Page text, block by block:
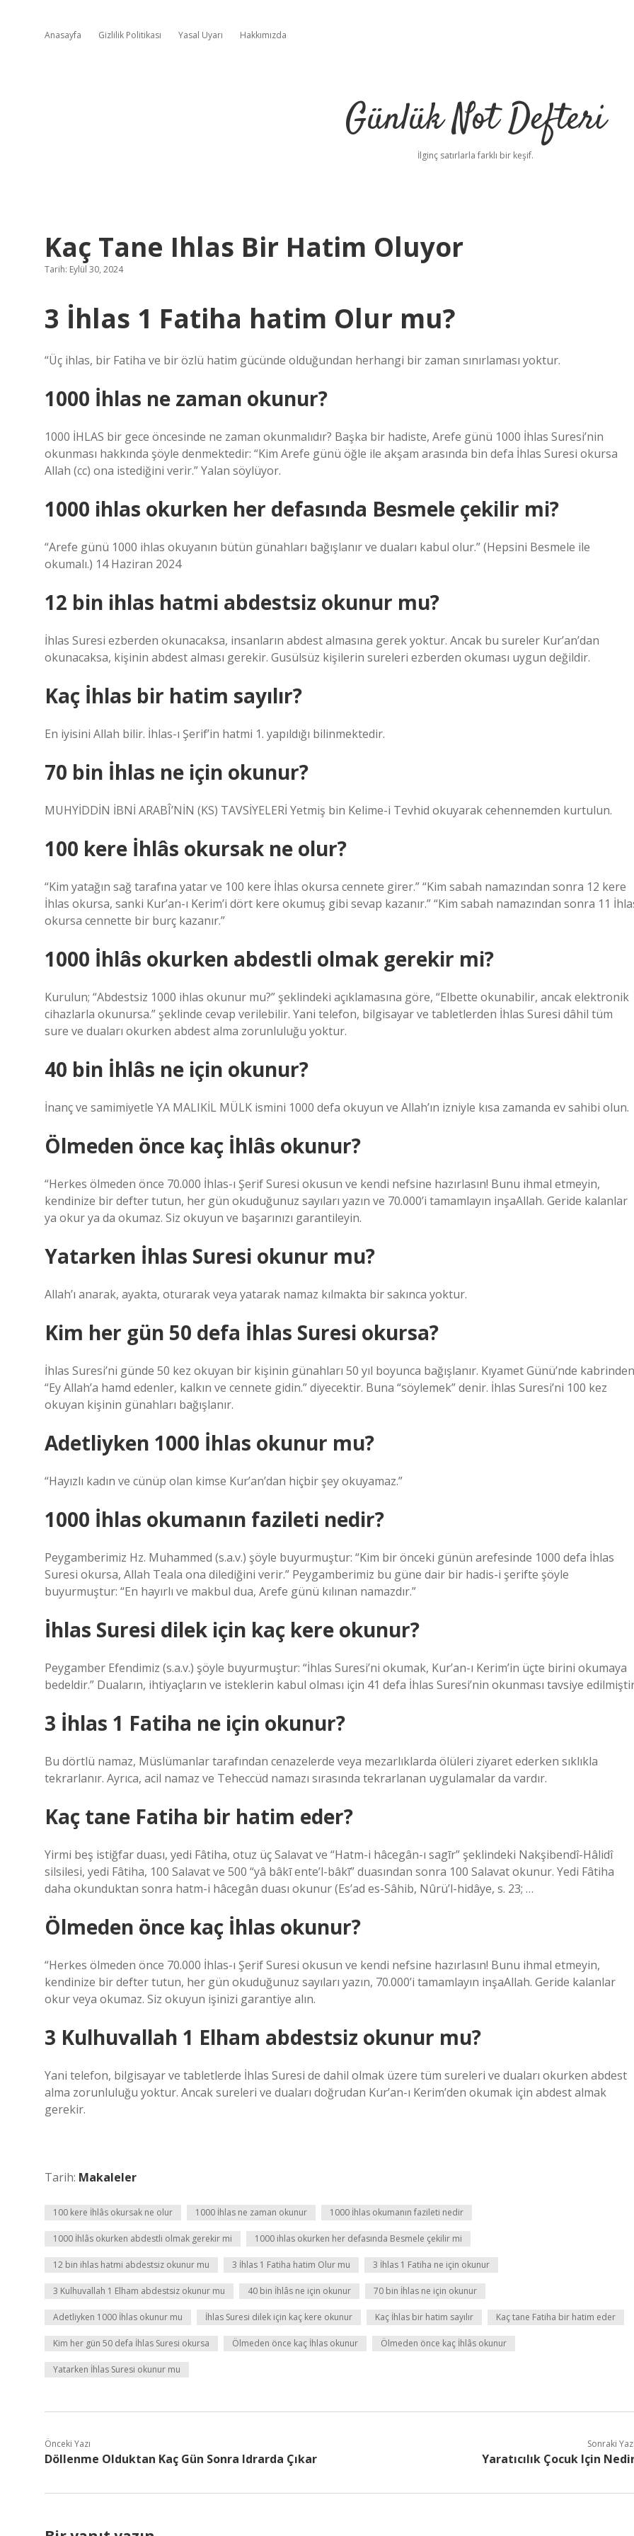
Anasayfa Gizlilik Politikası Yasal Uyarı Hakkımızda
Günlük Not Defteri
İlginç satırlarla farklı bir keşif.
Kaç Tane Ihlas Bir Hatim Oluyor
Tarih: Eylül 30, 2024
3 İhlas 1 Fatiha hatim Olur mu?
“Üç ihlas, bir Fatiha ve bir özlü hatim gücünde olduğundan herhangi bir zaman sınırlaması yoktur.
1000 İhlas ne zaman okunur?
1000 İHLAS bir gece öncesinde ne zaman okunmalıdır? Başka bir hadiste, Arefe günü 1000 İhlas Suresi’nin
okunması hakkında şöyle denmektedir: “Kim Arefe günü öğle ile akşam arasında bin defa İhlas Suresi okursa
Allah (cc) ona istediğini verir.” Yalan söylüyor.
1000 ihlas okurken her defasında Besmele çekilir mi?
“Arefe günü 1000 ihlas okuyanın bütün günahları bağışlanır ve duaları kabul olur.” (Hepsini Besmele ile
okumalı.) 14 Haziran 2024
12 bin ihlas hatmi abdestsiz okunur mu?
İhlas Suresi ezberden okunacaksa, insanların abdest almasına gerek yoktur. Ancak bu sureler Kur’an’dan
okunacaksa, kişinin abdest alması gerekir. Gusülsüz kişilerin sureleri ezberden okuması uygun değildir.
Kaç İhlas bir hatim sayılır?
En iyisini Allah bilir. İhlas-ı Şerif’in hatmi 1. yapıldığı bilinmektedir.
70 bin İhlas ne için okunur?
MUHYİDDİN İBNİ ARABÎ’NİN (KS) TAVSİYELERİ Yetmiş bin Kelime-i Tevhid okuyarak cehennemden kurtulun.
100 kere İhlâs okursak ne olur?
“Kim yatağın sağ tarafına yatar ve 100 kere İhlas okursa cennete girer.” “Kim sabah namazından sonra 12 kere
İhlas okursa, sanki Kur’an-ı Kerim’i dört kere okumuş gibi sevap kazanır.” “Kim sabah namazından sonra 11
okursa cennette bir burç kazanır.”
1000 İhlâs okurken abdestli olmak gerekir mi?
Kurulun; “Abdestsiz 1000 ihlas okunur mu?” şeklindeki açıklamasına göre, “Elbette okunabilir, ancak elektronik
cihazlarla okunursa.” şeklinde cevap verilebilir. Yani telefon, bilgisayar ve tabletlerden İhlas Suresi dâhil tüm
sure ve duaları okurken abdest alma zorunluluğu yoktur.
40 bin İhlâs ne için okunur?
İnanç ve samimiyetle YA MALIKİL MÜLK ismini 1000 defa okuyun ve Allah’ın izniyle kısa zamanda ev sahibi olun.
Ölmeden önce kaç İhlâs okunur?
“Herkes ölmeden önce 70.000 İhlas-ı Şerif Suresi okusun ve kendi nefsine hazırlasın! Bunu ihmal etmeyin,
kendinize bir defter tutun, her gün okuduğunuz sayıları yazın ve 70.000’i tamamlayın inşaAllah. Geride kalanlar
ya okur ya da okumaz. Siz okuyun ve başarınızı garantileyin.
Yatarken İhlas Suresi okunur mu?
Allah’ı anarak, ayakta, oturarak veya yatarak namaz kılmakta bir sakınca yoktur.
Kim her gün 50 defa İhlas Suresi okursa?
İhlas Suresi’ni günde 50 kez okuyan bir kişinin günahları 50 yıl boyunca bağışlanır. Kıyamet Günü’nde
“Ey Allah’a hamd edenler, kalkın ve cennete gidin.” diyecektir. Buna “söylemek” denir. İhlas Suresi’ni 100 kez
okuyan kişinin günahları bağışlanır.
Adetliyken 1000 İhlas okunur mu?
“Hayızlı kadın ve cünüp olan kimse Kur’an’dan hiçbir şey okuyamaz.”
1000 İhlas okumanın fazileti nedir?
Peygamberimiz Hz. Muhammed (s.a.v.) şöyle buyurmuştur: “Kim bir önceki günün arefesinde 1000 defa İhlas
Suresi okursa, Allah Teala ona dilediğini verir.” Peygamberimiz bu güne dair bir hadis-i şerifte şöyle
buyurmuştur: “En hayırlı ve makbul dua, Arefe günü kılınan namazdır.”
İhlas Suresi dilek için kaç kere okunur?
Peygamber Efendimiz (s.a.v.) şöyle buyurmuştur: “İhlas Suresi’ni okumak, Kur’an-ı Kerim’in üçte birini okumaya
bedeldir.” Duaların, ihtiyaçların ve isteklerin kabul olması için 41 defa İhlas Suresi’nin okunması tavsiye
3 İhlas 1 Fatiha ne için okunur?
Bu dörtlü namaz, Müslümanlar tarafından cenazelerde veya mezarlıklarda ölüleri ziyaret ederken sıklıkla
tekrarlanır. Ayrıca, acil namaz ve Teheccüd namazı sırasında tekrarlanan uygulamalar da vardır.
Kaç tane Fatiha bir hatim eder?
Yirmi beş istiğfar duası, yedi Fâtiha, otuz üç Salavat ve “Hatm-i hâcegân-ı sagīr” şeklindeki Nakşibendî-Hâlidî
silsilesi, yedi Fâtiha, 100 Salavat ve 500 “yâ bâkī ente’l-bâkī” duasından sonra 100 Salavat okunur. Yedi Fâtiha
daha okunduktan sonra hatm-i hâcegân duası okunur (Es’ad es-Sâhib, Nûrü’l-hidâye, s. 23; …
Ölmeden önce kaç İhlas okunur?
“Herkes ölmeden önce 70.000 İhlas-ı Şerif Suresi okusun ve kendi nefsine hazırlasın! Bunu ihmal etmeyin,
kendinize bir defter tutun, her gün okuduğunuz sayıları yazın, 70.000’i tamamlayın inşaAllah. Geride kalanlar
okur veya okumaz. Siz okuyun işinizi garantiye alın.
3 Kulhuvallah 1 Elham abdestsiz okunur mu?
Yani telefon, bilgisayar ve tabletlerde İhlas Suresi de dahil olmak üzere tüm sureleri ve duaları okurken abdest
alma zorunluluğu yoktur. Ancak sureleri ve duaları doğrudan Kur’an-ı Kerim’den okumak için abdest almak
gerekir.
Tarih: Makaleler
100 kere İhlâs okursak ne olur 1000 İhlas ne zaman okunur 1000 İhlas okumanın fazileti nedir
1000 İhlâs okurken abdestli olmak gerekir mi 1000 ihlas okurken her defasında Besmele çekilir mi
12 bin ihlas hatmi abdestsiz okunur mu 3 İhlas 1 Fatiha hatim Olur mu 3 İhlas 1 Fatiha ne için okunur
3 Kulhuvallah 1 Elham abdestsiz okunur mu 40 bin İhlâs ne için okunur 70 bin İhlas ne için okunur
Adetliyken 1000 İhlas okunur mu İhlas Suresi dilek için kaç kere okunur Kaç İhlas bir hatim sayılır Kaç tane Fatiha bir hatim eder
Kim her gün 50 defa İhlas Suresi okursa Ölmeden önce kaç İhlas okunur Ölmeden önce kaç İhlâs okunur
Yatarken İhlas Suresi okunur mu
Önceki Yazı
Döllenme Olduktan Kaç Gün Sonra Idrarda Çıkar
Sonraki
Yaratıcılık Çocuk Için